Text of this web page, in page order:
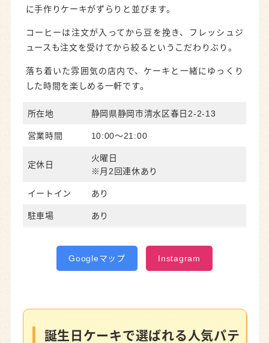
に手作りケーキがずらりと並びます。
コーヒーは注文が入ってから豆を挽き、フレッシュジ
ュースも注文を受けてから絞るというこだわりぶり。
落ち着いた雰囲気の店内で、ケーキと一緒にゆっくり
した時間を楽しめる一軒です。
所在地 静岡県静岡市清水区春日2-2-13
営業時間 10:00～21:00
定休日
火曜日
※月2回連休あり
イートイン あり
駐車場 あり
Googleマップ Instagram
誕生日ケーキで選ばれる人気パテ